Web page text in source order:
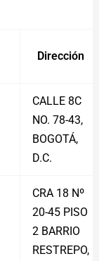
Dirección
CALLE 8C
NO. 78-43,
BOGOTÁ,
D.C.
CRA 18 Nº
20-45 PISO
2 BARRIO
RESTREPO,